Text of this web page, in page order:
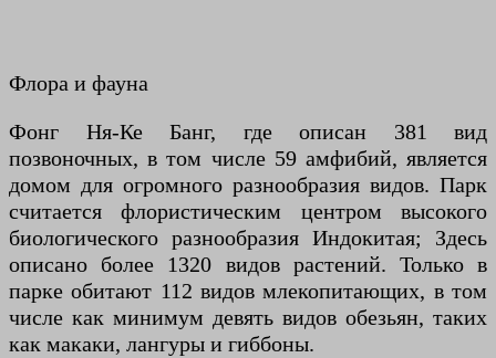
Флора и фауна
Фонг Ня-Ке Банг, где описан 381 вид
позвоночных, в том числе 59 амфибий, является
домом для огромного разнообразия видов. Парк
считается флористическим центром высокого
биологического разнообразия Индокитая; Здесь
описано более 1320 видов растений. Только в
парке обитают 112 видов млекопитающих, в том
числе как минимум девять видов обезьян, таких
как макаки, ​​лангуры и гиббоны.